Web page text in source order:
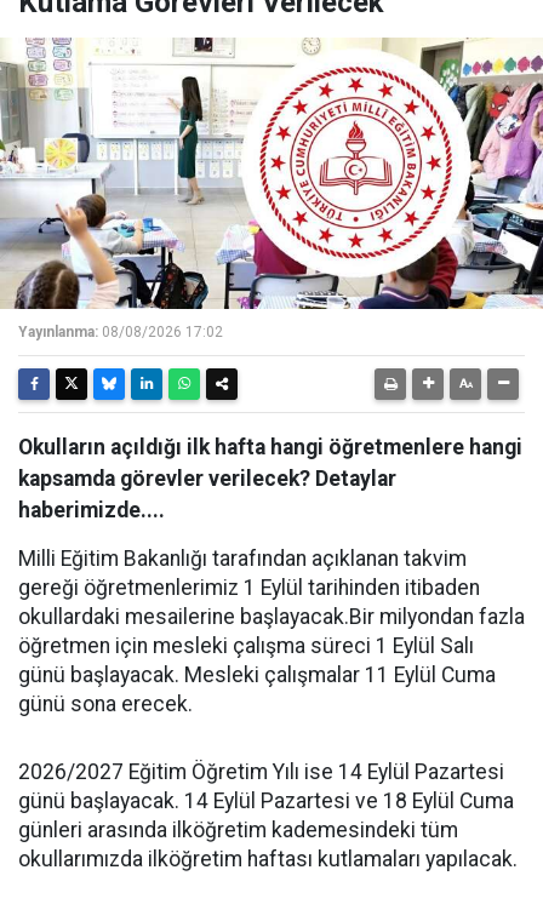
Yayınlanma: 08/08/2026 17:02
Okulların açıldığı ilk hafta hangi öğretmenlere hangi
kapsamda görevler verilecek? Detaylar
haberimizde....
Milli Eğitim Bakanlığı tarafından açıklanan takvim
gereği öğretmenlerimiz 1 Eylül tarihinden itibaden
okullardaki mesailerine başlayacak.Bir milyondan fazla
öğretmen için mesleki çalışma süreci 1 Eylül Salı
günü başlayacak. Mesleki çalışmalar 11 Eylül Cuma
günü sona erecek.
2026/2027 Eğitim Öğretim Yılı ise 14 Eylül Pazartesi
günü başlayacak. 14 Eylül Pazartesi ve 18 Eylül Cuma
günleri arasında ilköğretim kademesindeki tüm
okullarımızda ilköğretim haftası kutlamaları yapılacak.